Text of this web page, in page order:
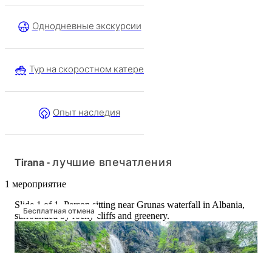
Однодневные экскурсии
Тур на скоростном катере
Опыт наследия
Tirana - лучшие впечатления
1 мероприятие
Бесплатная отмена
Slide 1 of 1, Person sitting near Grunas waterfall in Albania,
surrounded by rocky cliffs and greenery.